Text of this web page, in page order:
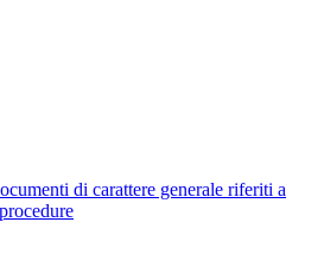
di carattere generale riferiti a